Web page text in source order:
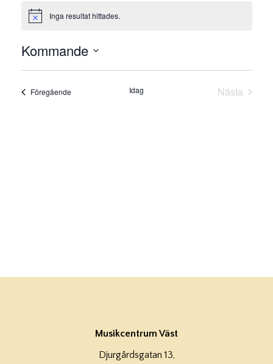
Notis Inga resultat hittades.
Kommande
Välj
FöregåendeEvenemang Idag
Nästa
Musikcentrum Väst
Djurgårdsgatan 13,